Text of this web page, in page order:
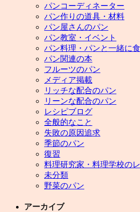
パンコーディネーター
パン作りの道具・材料
パン屋さんのパン
パン教室・イベント
パン料理・パンと一緒に
パン関連の本
フルーツのパン
メディア掲載
リッチな配合のパン
リーンな配合のパン
レシピブログ
全般的なこと
失敗の原因追求
季節のパン
復習
料理研究家・料理学校の
未分類
野菜のパン
アーカイブ